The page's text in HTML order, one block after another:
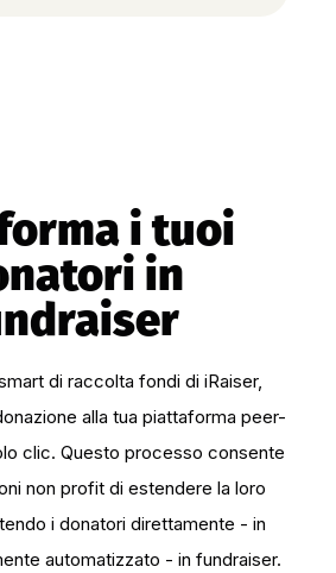
i tuoi
in
di raccolta fondi di iRaiser,
alla tua piattaforma peer-
clic. Questo processo consente
non profit di estendere la loro
i donatori direttamente - in
automatizzato - in fundraiser.